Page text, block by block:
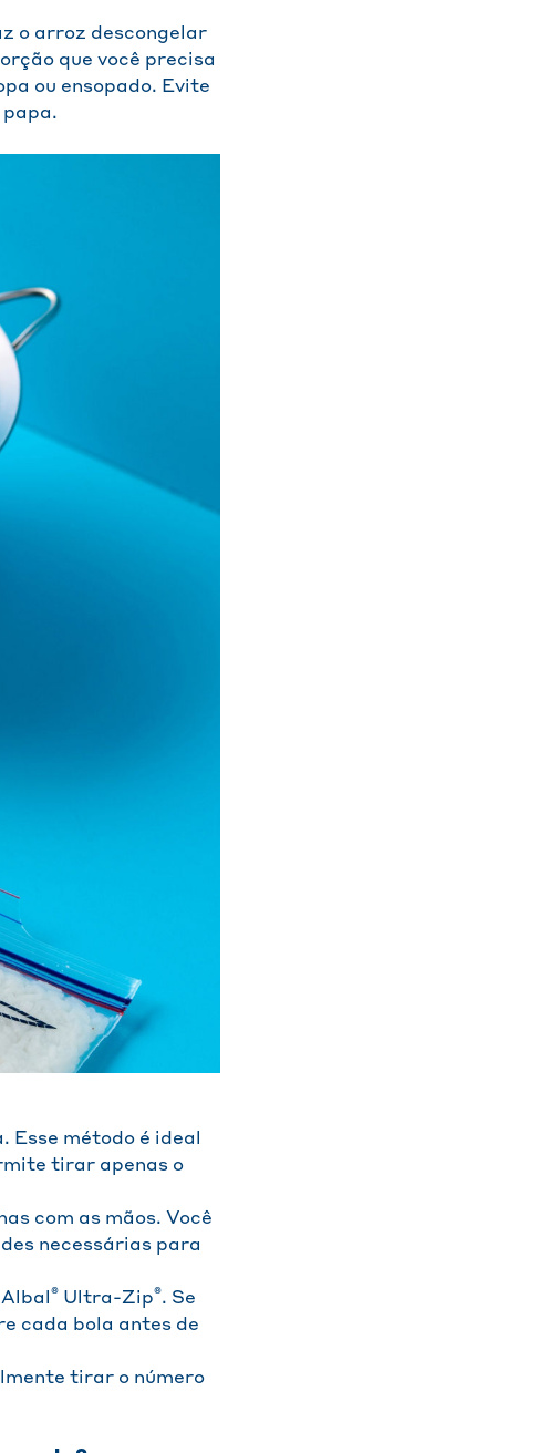
o arroz descongelar
que você precisa
ou ensopado. Evite
papa.
método é ideal
tirar apenas o
com as mãos. Você
necessárias para
® Ultra-Zip®. Se
cada bola antes de
tirar o número